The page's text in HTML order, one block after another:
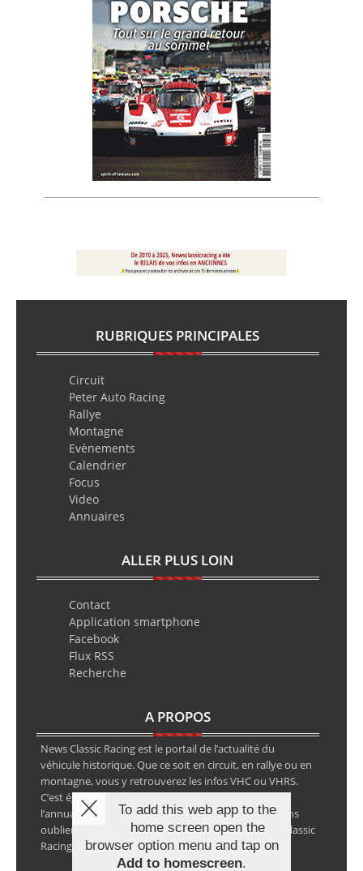
RUBRIQUES PRINCIPALES
Circuit
Peter Auto Racing
Rallye
Montagne
Evènements
Calendrier
Focus
Video
Annuaires
ALLER PLUS LOIN
Contact
Application smartphone
Facebook
Flux RSS
Recherche
A PROPOS
News Classic Racing est le portail de l’actualité du
véhicule historique. Que ce soit en circuit, en rallye ou en
montagne, vous y retrouverez les infos VHC ou VHRS.
C’est également le calendrier des épreuves ainsi que
l’annuaire des spécialistes de la voiture ancienne, sans
oublier les petites annonces avec notre partenaire Classic
Racing Annonces.
To add this web app to the
home screen open the
browser option menu and tap on
Add to homescreen.